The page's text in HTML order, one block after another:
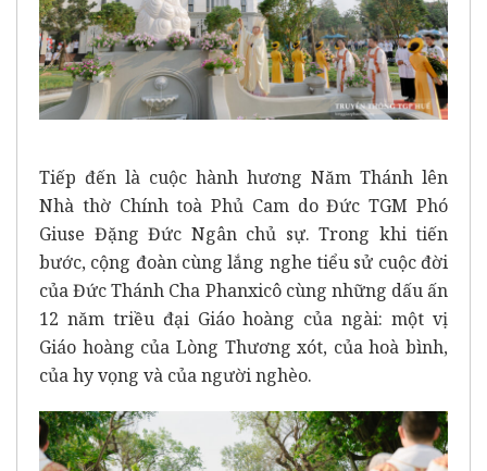
Tiếp đến là cuộc hành hương Năm Thánh lên
Nhà thờ Chính toà Phủ Cam do Đức TGM Phó
Giuse Đặng Đức Ngân chủ sự. Trong khi tiến
bước, cộng đoàn cùng lắng nghe tiểu sử cuộc đời
của Đức Thánh Cha Phanxicô cùng những dấu ấn
12 năm triều đại Giáo hoàng của ngài: một vị
Giáo hoàng của Lòng Thương xót, của hoà bình,
của hy vọng và của người nghèo.